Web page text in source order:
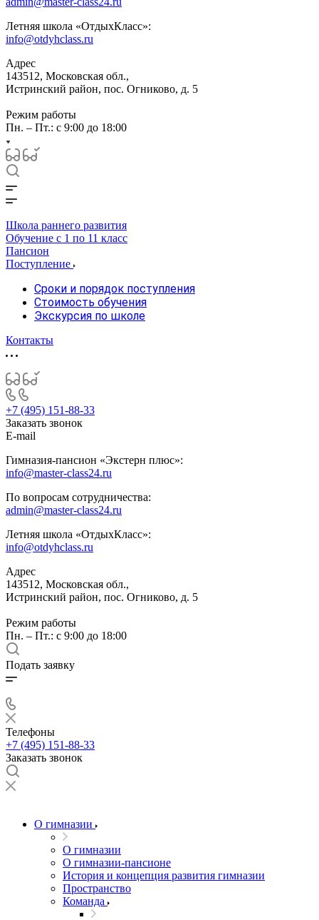
Летняя школа «ОтдыхКласс»:
info@otdyhclass.ru
Адрес
143512, Московская обл.,
Истринский район, пос. Огниково, д. 5
Режим работы
Пн. – Пт.: с 9:00 до 18:00
Школа раннего развития
Обучение с 1 по 11 класс
Пансион
Поступление
Сроки и порядок поступления
Стоимость обучения
Экскурсия по школе
Контакты
+7 (495) 151-88-33
Заказать звонок
E-mail
Гимназия-пансион «Экстерн плюс»:
info@master-class24.ru
По вопросам сотрудничества:
admin@master-class24.ru
Летняя школа «ОтдыхКласс»:
info@otdyhclass.ru
Адрес
143512, Московская обл.,
Истринский район, пос. Огниково, д. 5
Режим работы
Пн. – Пт.: с 9:00 до 18:00
Подать заявку
Телефоны
+7 (495) 151-88-33
Заказать звонок
О гимназии
О гимназии
О гимназии-пансионе
История и концепция развития гимназии
Пространство
Команда